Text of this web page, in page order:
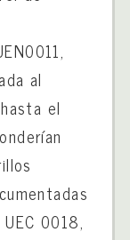
al
el
0018,